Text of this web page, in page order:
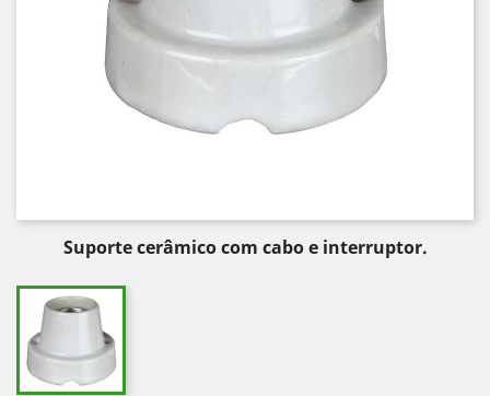
Suporte cerâmico com cabo e interruptor.